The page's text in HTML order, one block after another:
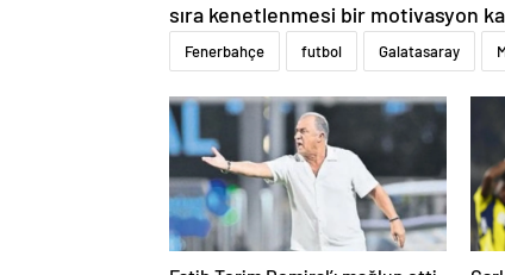
sıra kenetlenmesi bir motivasyon
Fenerbahçe futbol Galatasaray